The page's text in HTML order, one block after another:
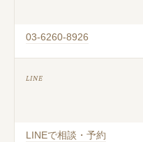
03-6260-8926
LINE
LINEで相談・予約